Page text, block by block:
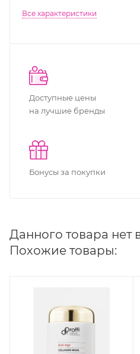
Все характеристики
Доступные цены
на лучшие бренды
Бонусы за покупки
Данного товара нет
Похожие товары: